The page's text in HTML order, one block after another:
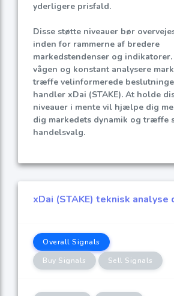
yderligere prisfald.
Disse støtte niveauer bør
inden for rammerne af bredere
markedstendenser og
vågen og konstant analysere
træffe velinformerede
handler xDai (STAKE). At holde
niveauer i mente vil hjælpe dig
dig markedets dynamik og træffe
handelsvalg.
xDai (STAKE) teknisk analyse
Overall Signals
Buy Signals
Sell Signals